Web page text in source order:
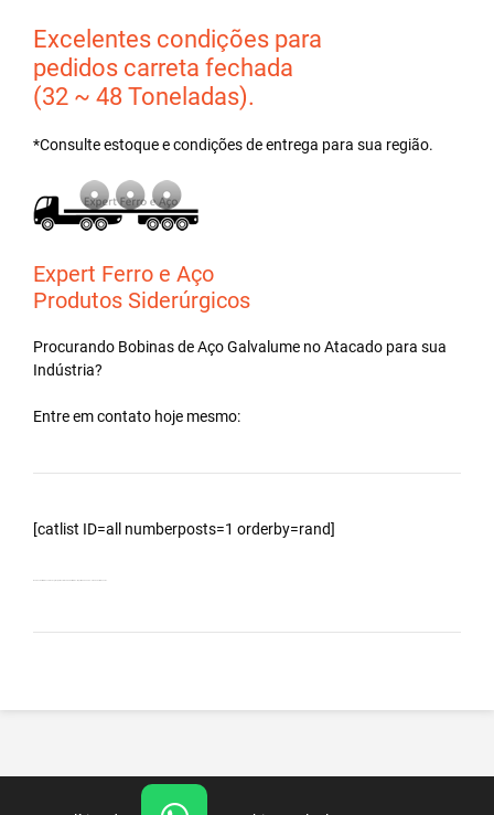
Excelentes condições para
pedidos carreta fechada
(32 ~ 48 Toneladas).
*Consulte estoque e condições de entrega para sua região.
Expert Ferro e Aço
Produtos Siderúrgicos
Procurando Bobinas deAço Galvalume noAtacado para sua
Indústria?
Entre em contato hoje mesmo:
[catlist ID=all numberposts=1 orderby=rand]